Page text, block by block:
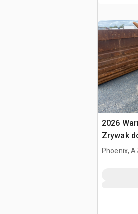
2026
Zrywak
320 / 20
Phoenix,